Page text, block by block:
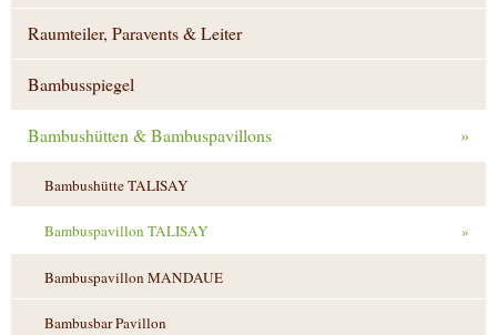
Raumteiler, Paravents & Leiter
Bambusspiegel
Bambushütten & Bambuspavillons »
Bambushütte TALISAY
Bambuspavillon TALISAY »
Bambuspavillon MANDAUE
Bambusbar Pavillon